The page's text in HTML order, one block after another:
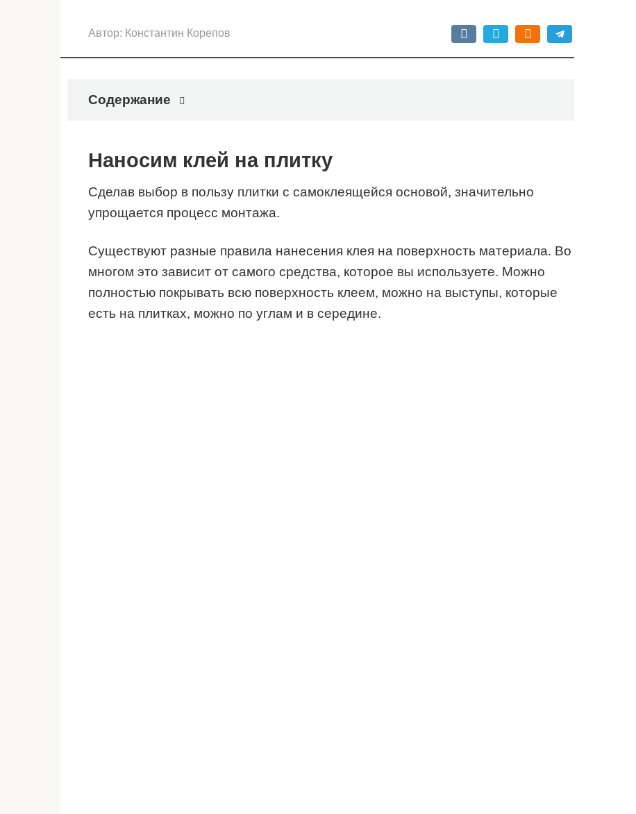
Автор: Константин Корепов
Содержание
Наносим клей на плитку
Сделав выбор в пользу плитки с самоклеящейся основой, значительно
упрощается процесс монтажа.
Существуют разные правила нанесения клея на поверхность материала. Во
многом это зависит от самого средства, которое вы используете. Можно
полностью покрывать всю поверхность клеем, можно на выступы, которые
есть на плитках, можно по углам и в середине.